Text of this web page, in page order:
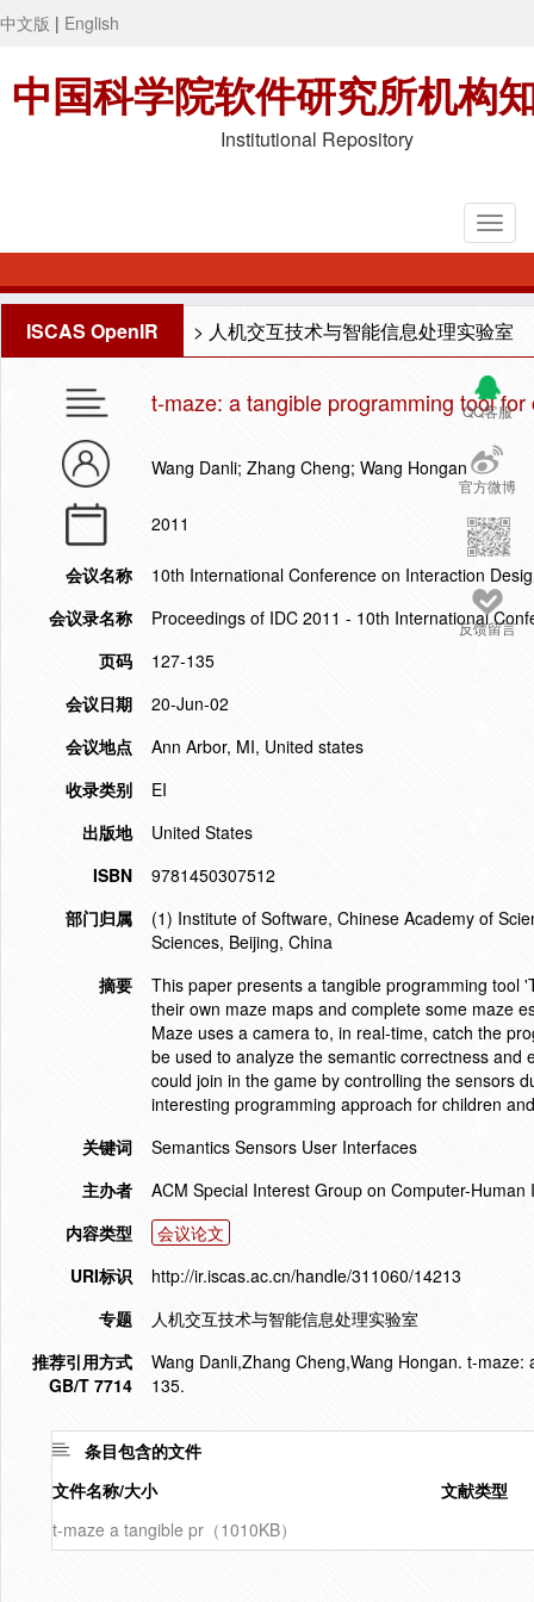
中文版 | English
中国科学院软件研究所机构
Institutional Repository
ISCAS OpenIR > 人机交互技术与智能信息处理实验室
QQ客服
官方微博
反馈留言
t-maze: a tangible programming tool for
Wang Danli; Zhang Cheng; Wang Hongan
2011
会议名称
10th International Conference on Interaction
会议录名称
Proceedings of IDC 2011 - 10th International
页码
127-135
会议日期
20-Jun-02
会议地点
Ann Arbor, MI, United states
收录类别
EI
出版地
United States
ISBN
9781450307512
部门归属
(1) Institute of Software, Chinese Academy of
Sciences, Beijing, China
摘要
This paper presents a tangible programming tool
their own maze maps and complete some maze
Maze uses a camera to, in real-time, catch the
be used to analyze the semantic correctness and
could join in the game by controlling the sensors
interesting programming approach for children
关键词
Semantics Sensors User Interfaces
主办者
ACM Special Interest Group on Computer-
内容类型
会议论文
URI标识
http://ir.iscas.ac.cn/handle/311060/14213
专题
人机交互技术与智能信息处理实验室
推荐引用方式
GB/T 7714
Wang Danli,Zhang Cheng,Wang Hongan. t-
135.
条目包含的文件
文件名称/大小
文献类型
t-maze a tangible pr（1010KB）